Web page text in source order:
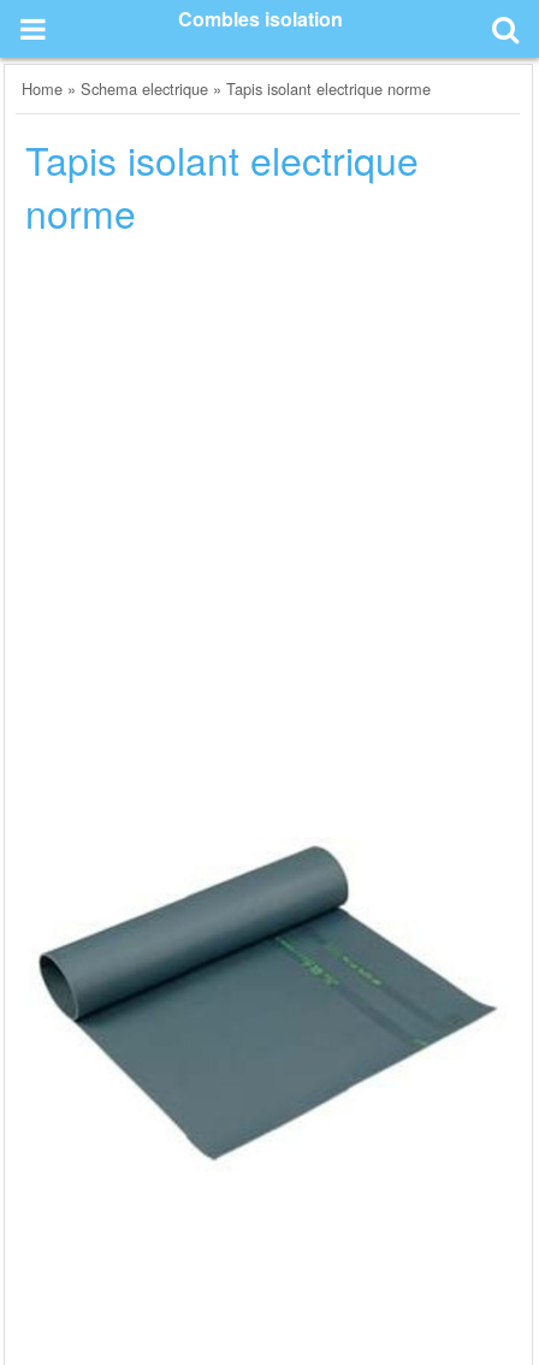
content
Combles isolation
Home »Schema electrique »Tapis isolant electrique norme
Tapis isolant electrique
norme